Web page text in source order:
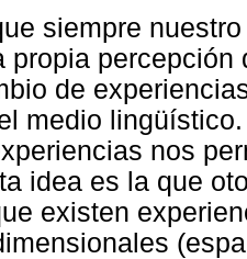
siempre
propia
de
medio
nos
idea es la que
existen